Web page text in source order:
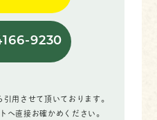
9230
用させて頂いております。
へ直接お確かめください。